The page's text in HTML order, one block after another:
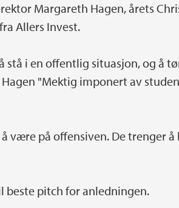
Margareth Hagen, årets
Allers Invest.
i en offentlig situasjon, og å
"Mektig imponert av
på offensiven. De trenger å
beste pitch for anledningen.